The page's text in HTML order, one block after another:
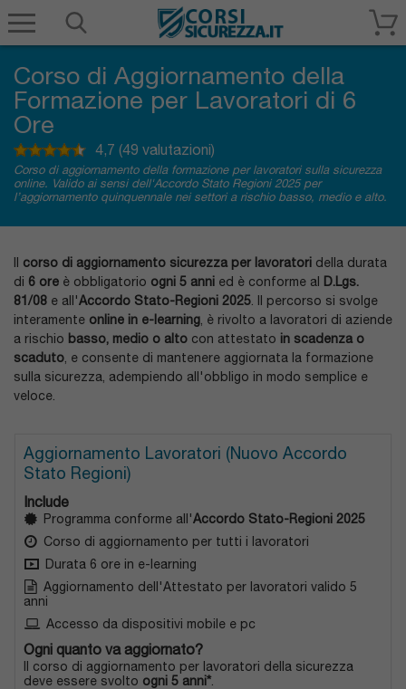
Corso di Aggiornamento della
Formazione per Lavoratori di 6
Ore
4,7 (49 valutazioni)
Corso di aggiornamento della formazione per lavoratori sulla sicurezza
online. Valido ai sensi dell'Accordo Stato Regioni 2025 per
l’aggiornamento quinquennale nei settori a rischio basso, medio e alto.
corso di aggiornamento sicurezza per lavoratori della durata
di 6 ore è obbligatorio ogni 5 anni ed è conforme al
D.Lgs.
81/08 e all'Accordo Stato-Regioni 2025 . Il percorso si svolge
interamente online in e-learning , è rivolto a lavoratori di aziende
a rischio basso, medio o alto con attestato in scadenza o
scaduto , e consente di mantenere aggiornata la formazione
sulla sicurezza, adempiendo all'obbligo in modo semplice e
veloce.
Aggiornamento Lavoratori (Nuovo Accordo
Stato Regioni)
Include
Programma conforme all'Accordo Stato-Regioni 2025
Corso di aggiornamento per tutti i lavoratori
Durata 6 ore in e-learning
Aggiornamento dell'Attestato per lavoratori valido 5
anni
Accesso da dispositivi mobile e pc
Ogni quanto va aggiornato?
Il corso di aggiornamento per lavoratori della sicurezza
deve essere svolto ogni 5 anni*.